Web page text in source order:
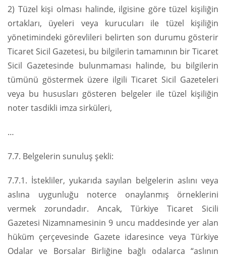
2) Tüzel kişi olması halinde, ilgisine göre tüzel kişiliğin
ortakları, üyeleri veya kurucuları ile tüzel kişiliğin
yönetimindeki görevlileri belirten son durumu gösterir
Ticaret Sicil Gazetesi, bu bilgilerin tamamının bir Ticaret
Sicil Gazetesinde bulunmaması halinde, bu bilgilerin
tümünü göstermek üzere ilgili Ticaret Sicil Gazeteleri
veya bu hususları gösteren belgeler ile tüzel kişiliğin
noter tasdikli imza sirküleri,
…
7.7. Belgelerin sunuluş şekli:
7.7.1. İstekliler, yukarıda sayılan belgelerin aslını veya
aslına uygunluğu noterce onaylanmış örneklerini
vermek zorundadır. Ancak, Türkiye Ticaret Sicili
Gazetesi Nizamnamesinin 9 uncu maddesinde yer alan
hüküm çerçevesinde Gazete idaresince veya Türkiye
Odalar ve Borsalar Birliğine bağlı odalarca “aslının